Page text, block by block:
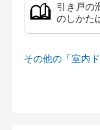
引き戸の
のしかた
その他の「室内